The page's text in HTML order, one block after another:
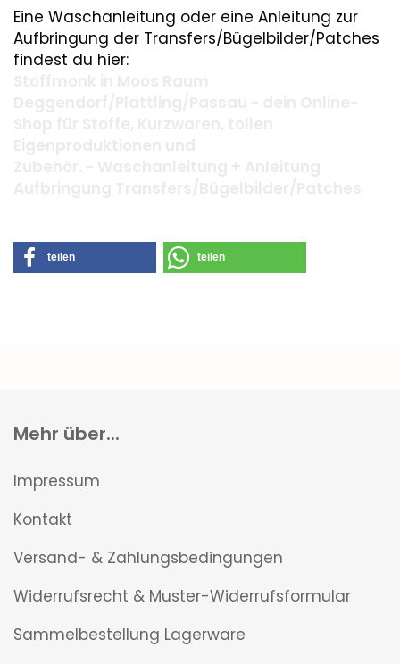
Eine Waschanleitung oder eine Anleitung zur
Aufbringung der Transfers/Bügelbilder/Patches
findest du hier:
teilen teilen
Mehr über...
Impressum
Kontakt
Versand- & Zahlungsbedingungen
Widerrufsrecht & Muster-Widerrufsformular
Sammelbestellung Lagerware